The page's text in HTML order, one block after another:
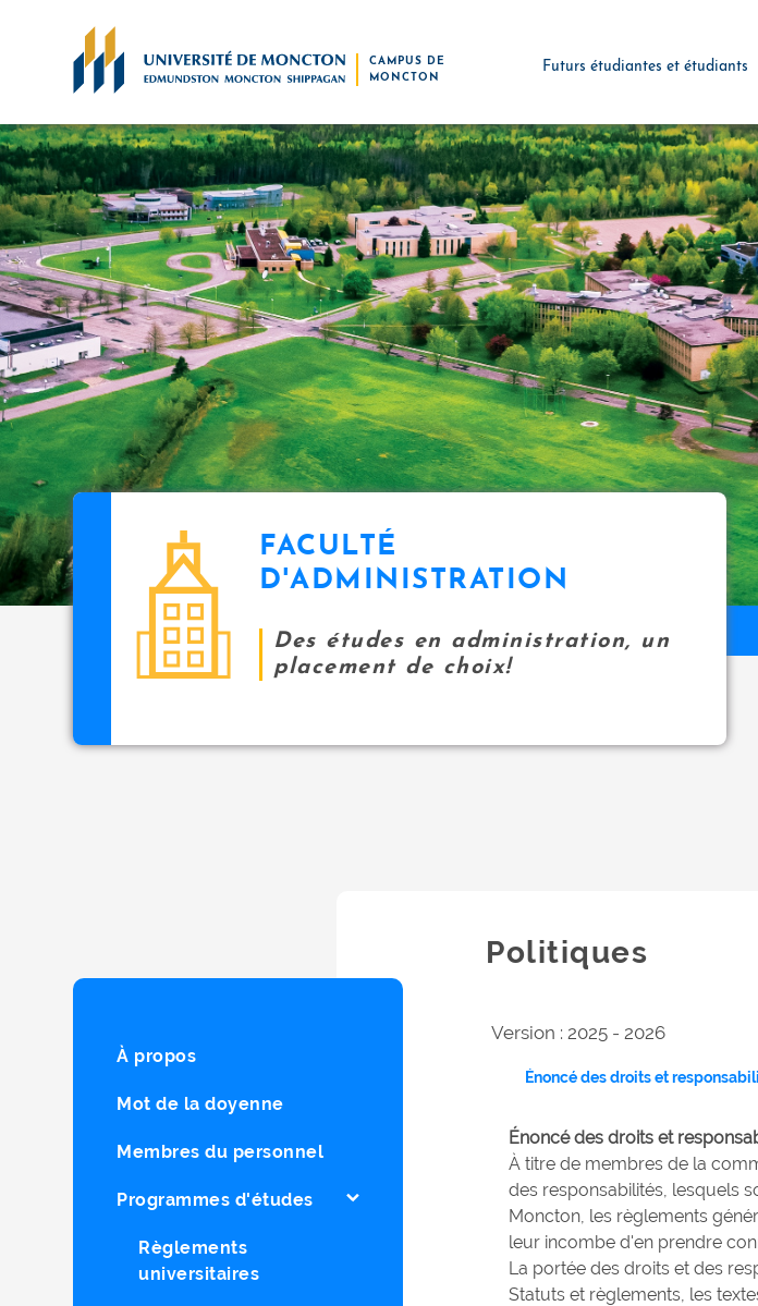
CAMPUS DE
MONCTON
Futurs étudiantes et étudiants
FACULTÉ
D'ADMINISTRATION
Des études en administration, un
placement de choix!
À propos
Mot de la doyenne
Membres du personnel
Programmes d'études
Règlements
universitaires
Politiques
Version : 2025 - 2026
Énoncé des droits et
Énoncé des droits et
À titre de membres de la
des responsabilités, lesquels
Moncton, les règlements
leur incombe d'en prendre
La portée des droits et des
Statuts et règlements, les